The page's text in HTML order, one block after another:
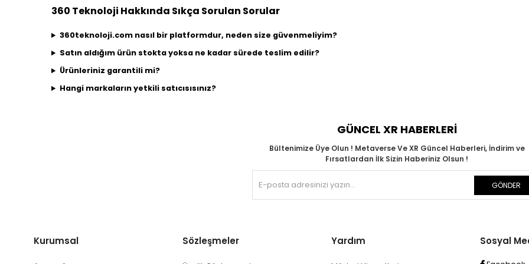
360 Teknoloji Hakkında Sıkça Sorulan Sorular
360teknoloji.com nasıl bir platformdur, neden size güvenmeliyim?
Satın aldığım ürün stokta yoksa ne kadar sürede teslim edilir?
Ürünleriniz garantili mi?
Hangi markaların yetkili satıcısısınız?
GÜNCEL XR HABERLERİ
Bültenimize Üye Olun ! Metaverse Ve XR Güncel Haberleri, İndirim ve
Fırsatlardan İlk Sizin Haberiniz Olsun !
GÖNDER
Kurumsal Sözleşmeler Yardım Sosyal